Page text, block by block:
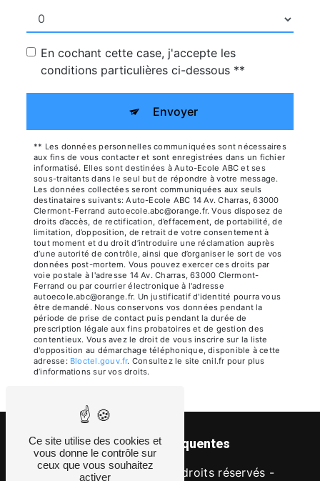
En cochant cette case, j'accepte les
conditions particulières ci-dessous **
Envoyer
** Les données personnelles communiquées sont nécessaires
aux fins de vous contacter et sont enregistrées dans un fichier
informatisé. Elles sont destinées à Auto-Ecole ABC et ses
sous-traitants dans le seul but de répondre à votre message.
Les données collectées seront communiquées aux seuls
destinataires suivants: Auto-Ecole ABC 14 Av. Charras, 63000
Clermont-Ferrand autoecole.abc@orange.fr. Vous disposez de
droits d’accès, de rectification, d’effacement, de portabilité, de
limitation, d’opposition, de retrait de votre consentement à
tout moment et du droit d’introduire une réclamation auprès
d’une autorité de contrôle, ainsi que d’organiser le sort de vos
données post-mortem. Vous pouvez exercer ces droits par
voie postale à l'adresse 14 Av. Charras, 63000 Clermont-
Ferrand ou par courrier électronique à l'adresse
autoecole.abc@orange.fr. Un justificatif d'identité pourra vous
être demandé. Nous conservons vos données pendant la
période de prise de contact puis pendant la durée de
prescription légale aux fins probatoires et de gestion des
contentieux. Vous avez le droit de vous inscrire sur la liste
d'opposition au démarchage téléphonique, disponible à cette
adresse:
Bloctel.gouv.fr. Consultez le site cnil.fr pour plus
d’informations sur vos droits.
Recherches fréquentes
©Vistalid- 2026 - Tous droits réservés -
Ce site utilise des cookies et
vous donne le contrôle sur
ceux que vous souhaitez
activer